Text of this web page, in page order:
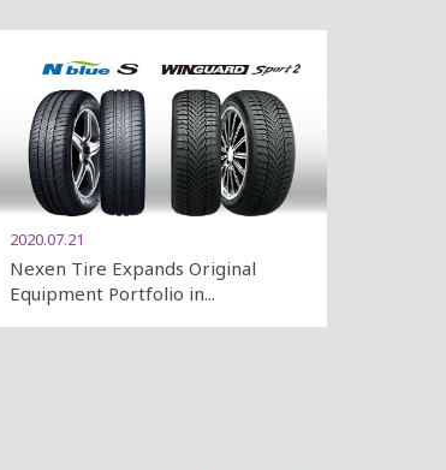
2020.07.21
Nexen Tire Expands Original
Equipment Portfolio in...